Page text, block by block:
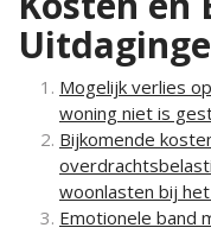
Mogelijk verlies
woning niet is
Bijkomende
woonlasten bij
Emotionele band